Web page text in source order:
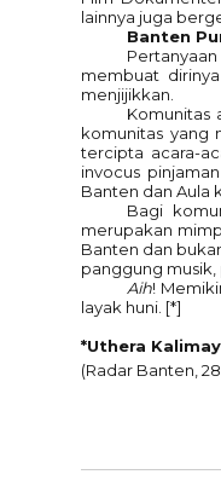
lainnya juga
Banten
membuat
menjijikkan.
Komunitas
komunitas yang
tercipta acara-
invocus
Banten dan Aula
Bagi
merupakan
Banten dan
panggung musik,
Aih!
layak huni. [*]
*Uthera
(Radar Banten,